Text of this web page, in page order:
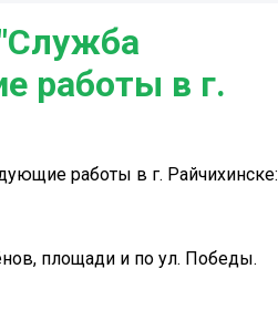
работы в г.
работы в г. Райчихинске:
площади и по ул. Победы.